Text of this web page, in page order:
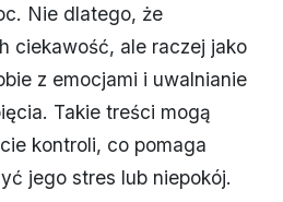
Nie dlatego, że
ciekawość, ale raczej jako
z emocjami i uwalnianie
Takie treści mogą
kontroli, co pomaga
jego stres lub niepokój.